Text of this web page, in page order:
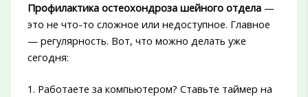
Профилактика остеохондроза шейного отдела—
это не что-то сложное или недоступное. Главное
— регулярность. Вот, что можно делать уже
сегодня:
1. Работаете за компьютером? Ставьте таймер на